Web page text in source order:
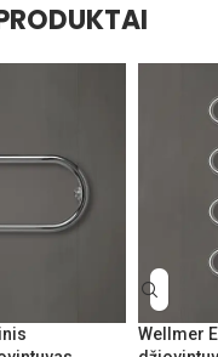
Wellmer